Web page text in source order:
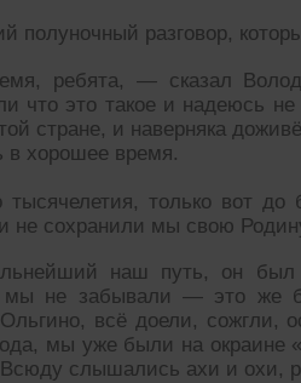
полуночный разговор,
ребята, — сказал
что это такое и надеюсь
стране, и наверняка
в хорошее время.
только вот
не сохранили мы свою
наш путь, он
мы не забывали — это же
всё доели, сожгли,
мы уже были на окраине
Всюду слышались ахи и охи,